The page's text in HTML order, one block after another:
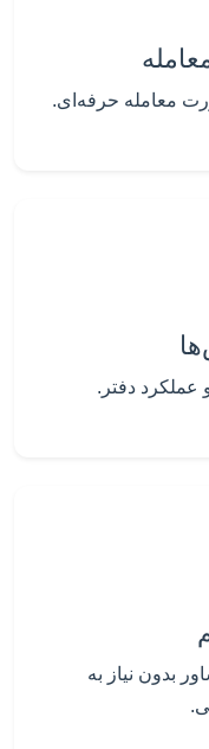
معامله حرفه‌ای.
عملکرد دفتر.
بدون نیاز به